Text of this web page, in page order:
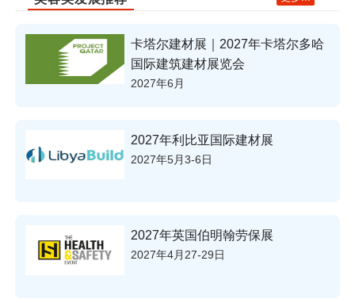
卡塔尔建材展｜2027年卡塔尔多哈
国际建筑建材展览会
2027年6月
2027年利比亚国际建材展
2027年5月3-6日
2027年英国伯明翰劳保展
2027年4月27-29日